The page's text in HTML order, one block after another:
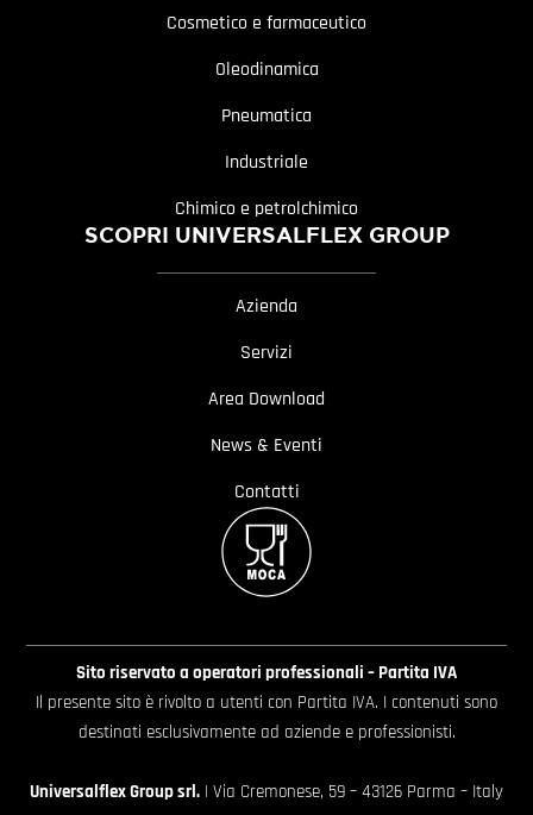
Cosmetico e farmaceutico
Oleodinamica
Pneumatica
Industriale
Chimico e petrolchimico
SCOPRI UNIVERSALFLEX GROUP
Azienda
Servizi
Area Download
News & Eventi
Contatti
Sito riservato a operatori professionali – Partita IVA
Il presente sito è rivolto a utenti con Partita IVA. I contenuti sono
destinati esclusivamente ad aziende e professionisti.
Universalflex Group srl. | Via Cremonese, 59 – 43126 Parma – Italy